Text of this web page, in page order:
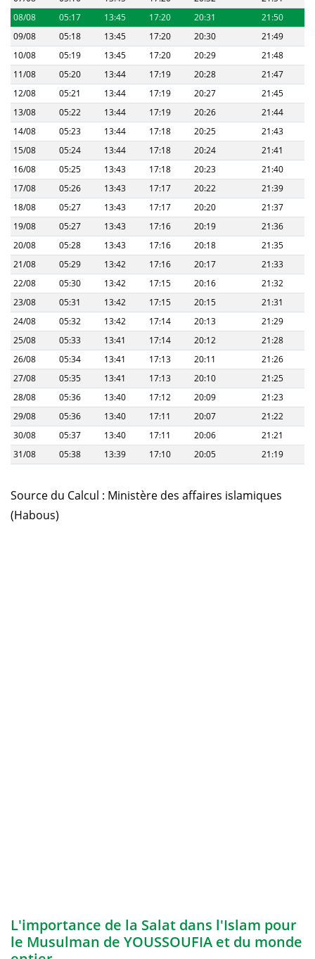
08/08
05:17 13:45 17:20 20:31
21:50
09/08
05:18 13:45 17:20 20:30
21:49
10/08
05:19 13:45 17:20 20:29
21:48
11/08
05:20 13:44 17:19 20:28
21:47
12/08
05:21 13:44 17:19 20:27
21:45
13/08
05:22 13:44 17:19 20:26
21:44
14/08
05:23 13:44 17:18 20:25
21:43
15/08
05:24 13:44 17:18 20:24
21:41
16/08
05:25 13:43 17:18 20:23
21:40
17/08
05:26 13:43 17:17 20:22
21:39
18/08
05:27 13:43 17:17 20:20
21:37
19/08
05:27 13:43 17:16 20:19
21:36
20/08
05:28 13:43 17:16 20:18
21:35
21/08
05:29 13:42 17:16 20:17
21:33
22/08
05:30 13:42 17:15 20:16
21:32
23/08
05:31 13:42 17:15 20:15
21:31
24/08
05:32 13:42 17:14 20:13
21:29
25/08
05:33 13:41 17:14 20:12
21:28
26/08
05:34 13:41 17:13 20:11
21:26
27/08
05:35 13:41 17:13 20:10
21:25
28/08
05:36 13:40 17:12 20:09
21:23
29/08
05:36 13:40 17:11 20:07
21:22
30/08
05:37 13:40 17:11 20:06
21:21
31/08
05:38 13:39 17:10 20:05 21:19
Source du Calcul : Ministère des affaires islamiques
(Habous)
L'importance de la Salat dans l'Islam pour
le Musulman de YOUSSOUFIA et du monde